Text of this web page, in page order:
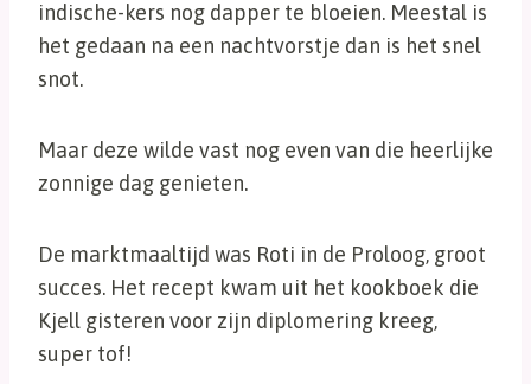
indische-kers nog dapper te bloeien. Meestal is
het gedaan na een nachtvorstje dan is het snel
snot.
Maar deze wilde vast nog even van die heerlijke
zonnige dag genieten.
De marktmaaltijd was Roti in de Proloog, groot
succes. Het recept kwam uit het kookboek die
Kjell gisteren voor zijn diplomering kreeg,
super tof!